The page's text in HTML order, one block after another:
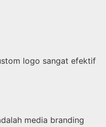
logo sangat efektif
media branding